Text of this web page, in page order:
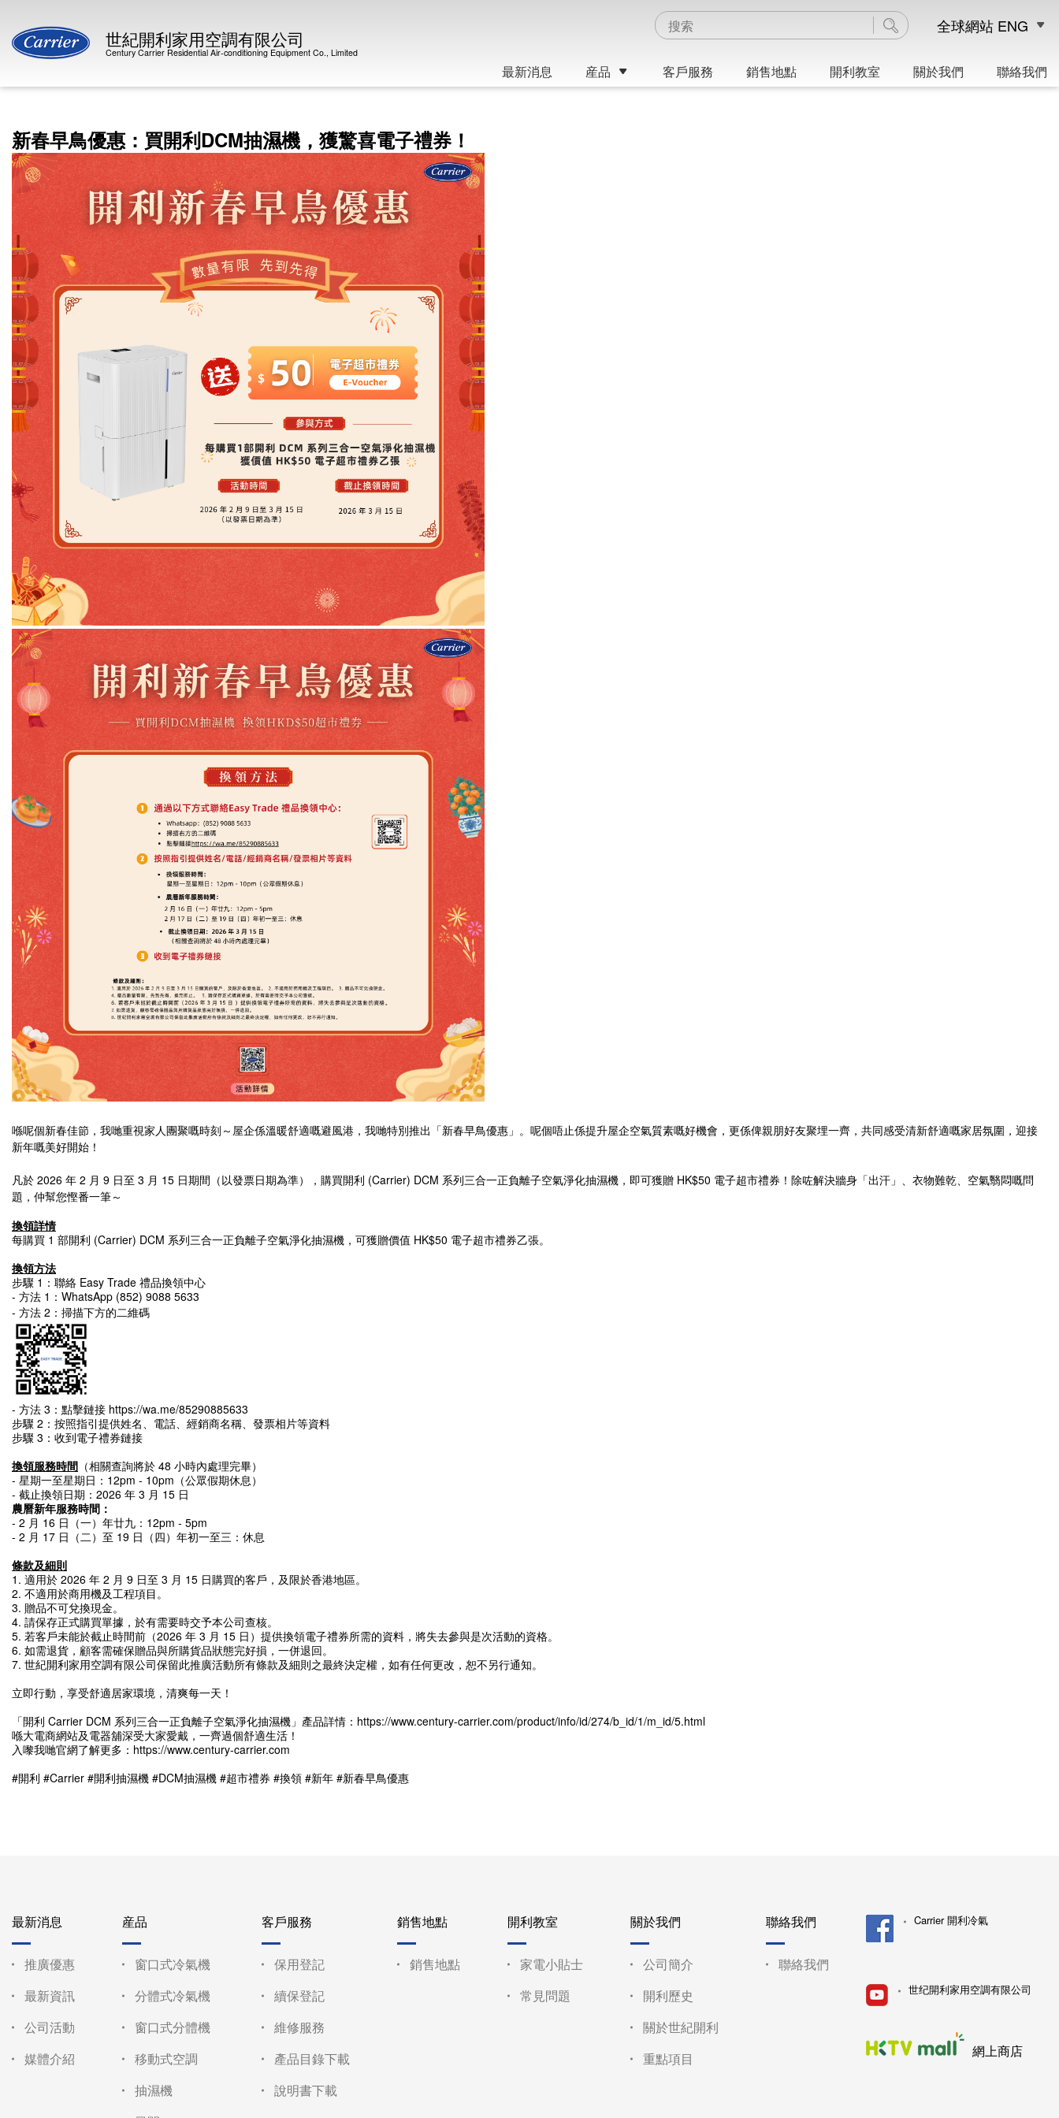
世紀開利家用空調有限公司
Century Carrier Residential Air-conditioning Equipment Co., Limited
最新消息 産品 客戶服務 銷售地點 開利教室 關於我們 聯絡我們
全球網站 ENG
新春早鳥優惠：買開利DCM抽濕機，獲驚喜電子禮券！
喺呢個新春佳節，我哋重視家人團聚嘅時刻～屋企係溫暖舒適嘅避風港，我哋特別推出「新春早鳥優惠」。呢個唔止係提升屋企空氣質素嘅好機會，更係俾親朋好友聚埋一齊，共同感受清新舒適嘅家居氛圍，迎接
新年嘅美好開始！
凡於 2026 年 2 月 9 日至 3 月 15 日期間（以發票日期為準），購買開利 (Carrier) DCM 系列三合一正負離子空氣淨化抽濕機，即可獲贈 HK$50 電子超市禮券！除咗解決牆身「出汗」、衣物難乾、空氣翳悶嘅問
題，仲幫您慳番一筆～
換領詳情
每購買 1 部開利 (Carrier) DCM 系列三合一正負離子空氣淨化抽濕機，可獲贈價值 HK$50 電子超市禮券乙張。
換領方法
步驟 1：聯絡 Easy Trade 禮品換領中心
- 方法 1：WhatsApp (852) 9088 5633
- 方法 2：掃描下方的二維碼
- 方法 3：點擊鏈接 https://wa.me/85290885633
步驟 2：按照指引提供姓名、電話、經銷商名稱、發票相片等資料
步驟 3：收到電子禮券鏈接
換領服務時間 （相關查詢將於 48 小時內處理完畢）
- 星期一至星期日：12pm - 10pm（公眾假期休息）
- 截止換領日期：2026 年 3 月 15 日
農曆新年服務時間：
- 2 月 16 日（一）年廿九：12pm - 5pm
- 2 月 17 日（二）至 19 日（四）年初一至三：休息
條款及細則
1. 適用於 2026 年 2 月 9 日至 3 月 15 日購買的客戶，及限於香港地區。
2. 不適用於商用機及工程項目。
3. 贈品不可兌換現金。
4. 請保存正式購買單據，於有需要時交予本公司查核。
5. 若客戶未能於截止時間前（2026 年 3 月 15 日）提供換領電子禮券所需的資料，將失去參與是次活動的資格。
6. 如需退貨，顧客需確保贈品與所購貨品狀態完好損，一併退回。
7. 世紀開利家用空調有限公司保留此推廣活動所有條款及細則之最終決定權，如有任何更改，恕不另行通知。
立即行動，享受舒適居家環境，清爽每一天！
「開利 Carrier DCM 系列三合一正負離子空氣淨化抽濕機」產品詳情： https://www.century-carrier.com/product/info/id/274/b_id/1/m_id/5.html
喺大電商網站及電器舖深受大家愛戴，一齊過個舒適生活！
入嚟我哋官網了解更多： https://www.century-carrier.com
#開利 #Carrier #開利抽濕機 #DCM抽濕機 #超市禮券 #換領 #新年 #新春早鳥優惠
最新消息
推廣優惠
最新資訊
公司活動
媒體介紹
産品
窗口式冷氣機
分體式冷氣機
窗口式分體機
移動式空調
抽濕機
客戶服務
保用登記
續保登記
維修服務
產品目錄下載
說明書下載
銷售地點
銷售地點
開利教室
家電小貼士
常見問題
關於我們
公司簡介
開利歷史
關於世紀開利
重點項目
聯絡我們
聯絡我們
Carrier 開利冷氣
世纪開利家用空調有限公司
網上商店